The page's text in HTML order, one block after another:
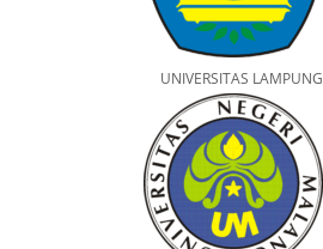
UNIVERSITAS LAMPUNG